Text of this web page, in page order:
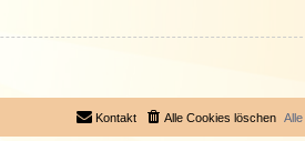
Alle Cookies löschen
Kontakt